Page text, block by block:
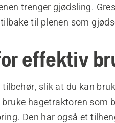
trenger gjødsling.
til plenen som
effektiv
slik at du kan
hagetraktoren som
Den har også et